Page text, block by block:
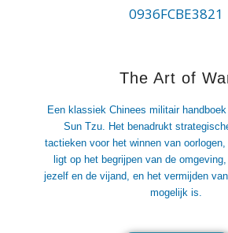
The Art of
Een klassiek Chinees militair
Sun Tzu. Het benadrukt
tactieken voor het winnen van
ligt op het begrijpen van de
jezelf en de vijand, en het vermijden
mogelijk is.